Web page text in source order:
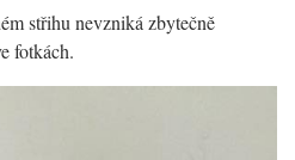
střihu nevzniká zbytečně
fotkách.